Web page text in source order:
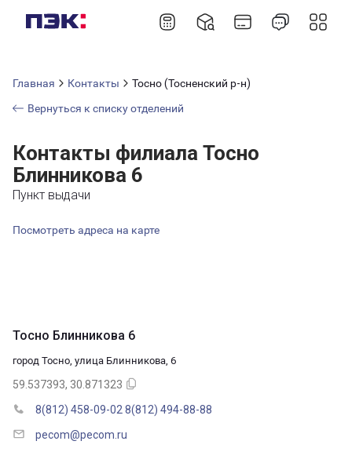
Главная Контакты
Тосно (Тосненский р-н)
Вернуться к списку отделений
Контакты филиала Тосно
Блинникова 6
Пункт выдачи
Посмотреть адреса на карте
Тосно Блинникова 6
город Тосно, улица Блинникова, 6
59.537393, 30.871323
8(812) 458-09-02 8(812) 494-88-88
pecom@pecom.ru